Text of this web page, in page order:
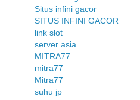
Situs infini gacor
SITUS INFINI GACOR
link slot
server asia
MITRA77
mitra77
Mitra77
suhu jp